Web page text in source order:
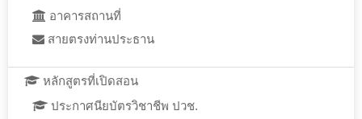
อาคารสถานที่
สายตรงท่านประธาน
หลักสูตรที่เปิดสอน
ประกาศนียบัตรวิชาชีพ ปวช.